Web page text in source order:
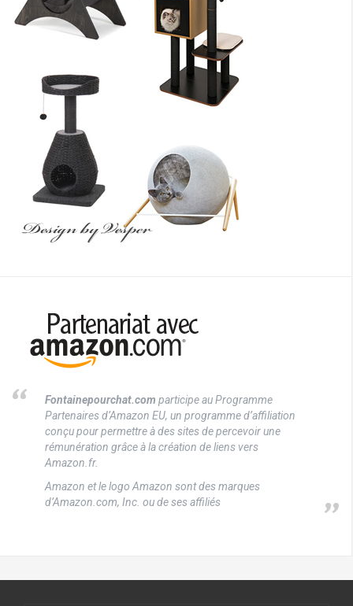
Fontainepourchat.com participe au Programme
Partenaires d’Amazon EU, un programme d’affiliation
conçu pour permettre à des sites de percevoir une
rémunération grâce à la création de liens vers
Amazon.fr.
Amazon et le logo Amazon sont des marques
d’Amazon.com, Inc. ou de ses affiliés